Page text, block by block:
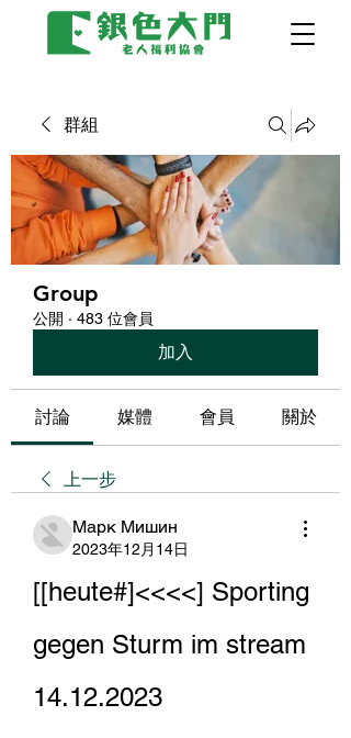
群組
Group
公開 · 483 位會員
加入
討論 媒體 會員 關於
上一步
Марк Мишин
2023年12月14日
[[heute#]<<<<] Sporting
gegen Sturm im stream
14.12.2023